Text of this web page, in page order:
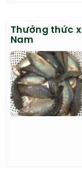
Thưởng thức
Nam